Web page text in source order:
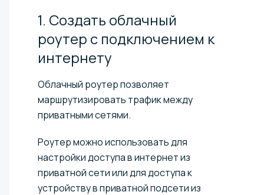
1. Создать облачный
роутер с подключением к
интернету
Облачный роутер позволяет
маршрутизировать трафик между
приватными сетями.
Роутер можно использовать для
настройки доступа в интернет из
приватной сети или для доступа к
устройству в приватной подсети из